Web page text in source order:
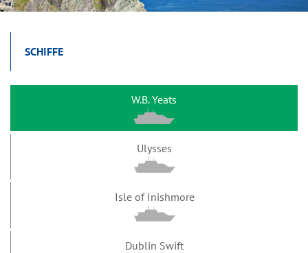
SCHIFFE
W.B. Yeats
Ulysses
Isle of Inishmore
Dublin Swift